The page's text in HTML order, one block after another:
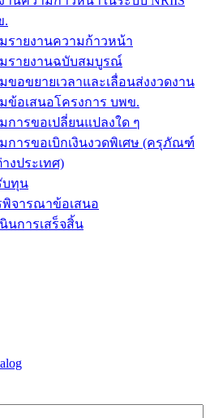
.
รายงานความก้าวหน้า
รายงานฉบับสมบูรณ์
ขอขยายเวลาและเลื่อนส่งงวดงาน
ข้อเสนอโครงการ บพข.
การขอเปลี่ยนแปลงใด ๆ
การขอเบิกเงินงวดพิเศษ (ครุภัณฑ์
งประเทศ)
บทุน
พิจารณาข้อเสนอ
นการเสร็จสิ้น